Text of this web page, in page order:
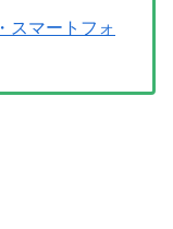
スマートフォ